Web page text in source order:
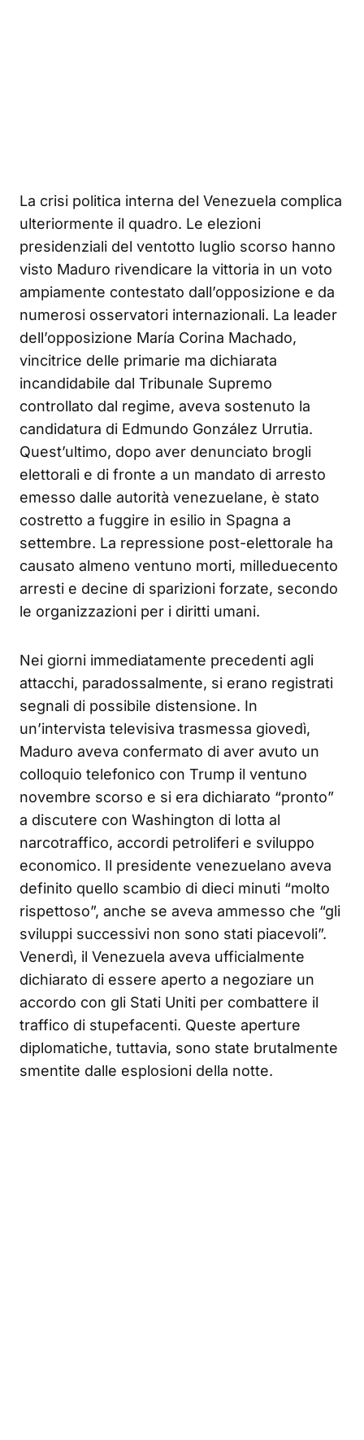
La crisi politica interna del Venezuela complica
ulteriormente il quadro. Le elezioni
presidenziali del ventotto luglio scorso hanno
visto Maduro rivendicare la vittoria in un voto
ampiamente contestato dall’opposizione e da
numerosi osservatori internazionali. La leader
dell’opposizione María Corina Machado,
vincitrice delle primarie ma dichiarata
incandidabile dal Tribunale Supremo
controllato dal regime, aveva sostenuto la
candidatura di Edmundo González Urrutia.
Quest’ultimo, dopo aver denunciato brogli
elettorali e di fronte a un mandato di arresto
emesso dalle autorità venezuelane, è stato
costretto a fuggire in esilio in Spagna a
settembre. La repressione post-elettorale ha
causato almeno ventuno morti, milleduecento
arresti e decine di sparizioni forzate, secondo
le organizzazioni per i diritti umani.
Nei giorni immediatamente precedenti agli
attacchi, paradossalmente, si erano registrati
segnali di possibile distensione. In
un’intervista televisiva trasmessa giovedì,
Maduro aveva confermato di aver avuto un
colloquio telefonico con Trump il ventuno
novembre scorso e si era dichiarato “pronto”
a discutere con Washington di lotta al
narcotraffico, accordi petroliferi e sviluppo
economico. Il presidente venezuelano aveva
definito quello scambio di dieci minuti “molto
rispettoso”, anche se aveva ammesso che “gli
sviluppi successivi non sono stati piacevoli”.
Venerdì, il Venezuela aveva ufficialmente
dichiarato di essere aperto a negoziare un
accordo con gli Stati Uniti per combattere il
traffico di stupefacenti. Queste aperture
diplomatiche, tuttavia, sono state brutalmente
smentite dalle esplosioni della notte.